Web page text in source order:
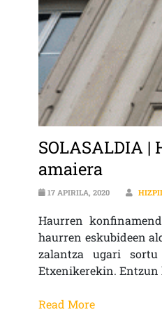
SOLASALDIA
amaiera
17 APIRILA, 2020
Haurren
haurren eskubideen
zalantza ugari
Etxenikerekin. Entzun
Read More